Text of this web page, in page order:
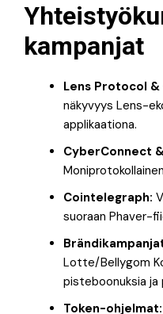
kampanjat
Lens Protocol &
näkyvyys Lens-
applikaationa.
CyberConnect
Cointelegraph:
suoraan Phaver-
Lotte/Bellygom
pisteboonuksia ja
Token-ohjelmat: